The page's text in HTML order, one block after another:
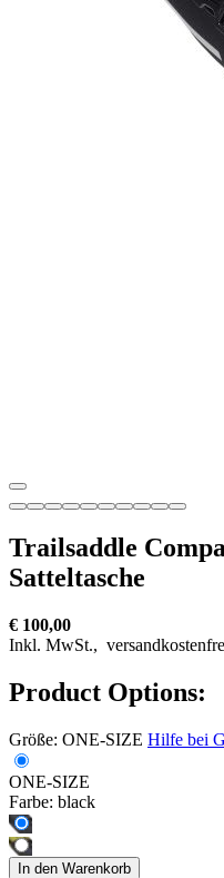
Trailsaddle
Satteltasche
€ 100,00
Inkl. MwSt.,
Product Options:
Größe: ONE-SIZE Hilfe bei
ONE-SIZE
Farbe: black
In den Warenkorb